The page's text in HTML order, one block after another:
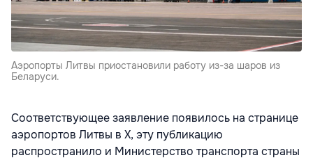
Аэропорты Литвы приостановили работу из-за шаров из
Беларуси.
Соответствующее заявление появилось на странице
аэропортов Литвы в X, эту публикацию
распространило и Министерство транспорта страны